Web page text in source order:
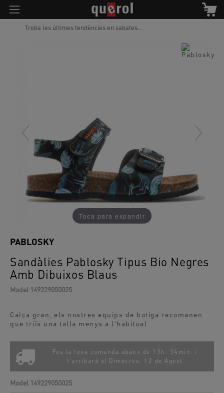
Troba les últimes tendències en sabates...
Toca para expandir
Sandàlies Pablosky Tipus Bio Negres
Amb Dibuixos Blaus
PABLOSKY
Model 149229050025
Calça gran, els nostres equips de botiga recomanen
que triïs una talla menys a l'habitual
Fes la teva comanda abans de 13h. 34min. i
t'arribarà el
Dimecres, 12 de Agost
Model 149229050025